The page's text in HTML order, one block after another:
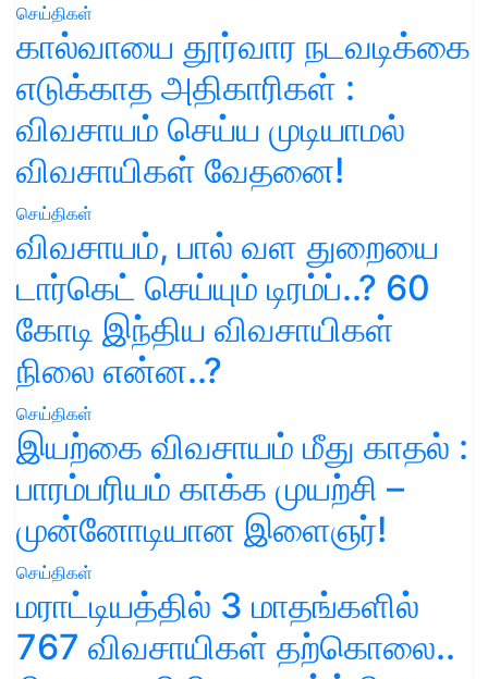
செய்திகள்
கால்வாயை தூர்வார நடவடிக்கை
எடுக்காத அதிகாரிகள் :
விவசாயம் செய்ய முடியாமல்
விவசாயிகள் வேதனை!
செய்திகள்
விவசாயம், பால் வள துறையை
டார்கெட் செய்யும் டிரம்ப்..? 60
கோடி இந்திய விவசாயிகள்
நிலை என்ன..?
செய்திகள்
இயற்கை விவசாயம் மீது காதல் :
பாரம்பரியம் காக்க முயற்சி –
முன்னோடியான இளைஞர்!
செய்திகள்
மராட்டியத்தில் 3 மாதங்களில்
767 விவசாயிகள் தற்கொலை..